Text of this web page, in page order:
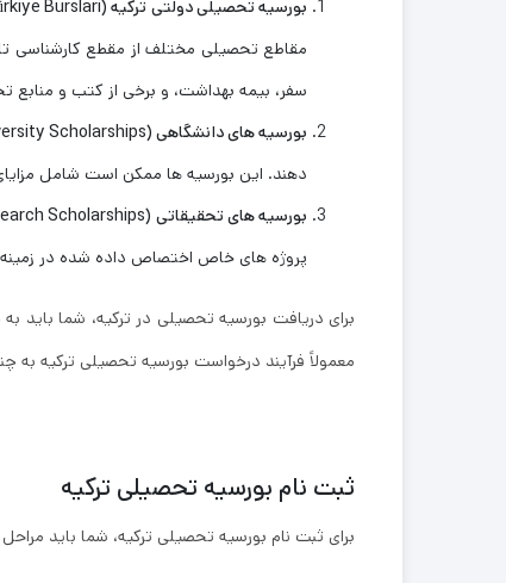
بورسیه تحصیلی دولتی ترکیه(Türkiye Burslari)
مقاطع تحصیلی مختلف از مقطع کارشناسی
سفر، بیمه بهداشت، و برخی از کتب و
بورسیه ‌های دانشگاهی (University Scholarships)
‌دهند. این بورسیه ‌ها ممکن است شامل
بورسیه ‌های تحقیقاتی (Research Scholarships)
پروژه‌ های خاص اختصاص داده شده در
برای دریافت بورسیه تحصیلی در ترکیه، شما باید
معمولاً فرآیند درخواست بورسیه تحصیلی ترکیه به
ثبت نام بورسیه تحصیلی ترکیه
برای ثبت نام بورسیه‌ تحصیلی ترکیه، شما باید مراحل